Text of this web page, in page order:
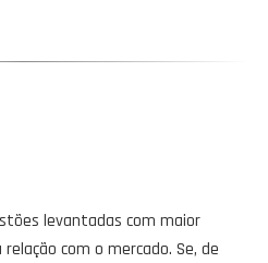
levantadas com maior
com o mercado. Se, de